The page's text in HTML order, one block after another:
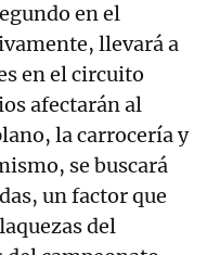
en el
llevará a
en el circuito
afectarán al
la carrocería y
se buscará
un factor que
del